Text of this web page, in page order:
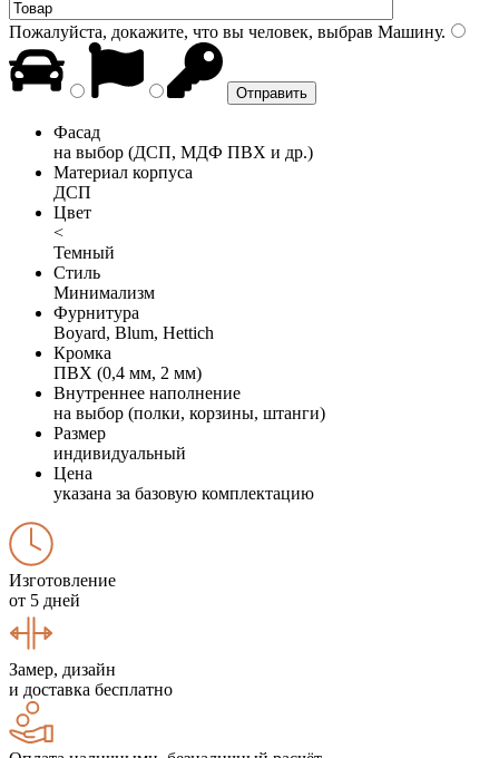
Пожалуйста, докажите, что вы человек, выбрав Машину.
Фасад
на выбор (ДСП, МДФ ПВХ и др.)
Материал корпуса
ДСП
Цвет
<
Темный
Стиль
Минимализм
Фурнитура
Boyard, Blum, Hettich
Кромка
ПВХ (0,4 мм, 2 мм)
Внутреннее наполнение
на выбор (полки, корзины, штанги)
Размер
индивидуальный
Цена
указана за базовую комплектацию
Изготовление
от 5 дней
Замер, дизайн
и доставка бесплатно